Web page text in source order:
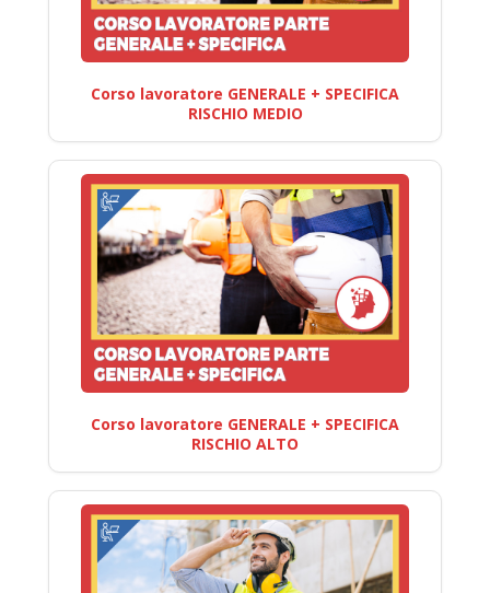
Corso lavoratore GENERALE + SPECIFICA
RISCHIO MEDIO
Corso lavoratore GENERALE + SPECIFICA
RISCHIO ALTO